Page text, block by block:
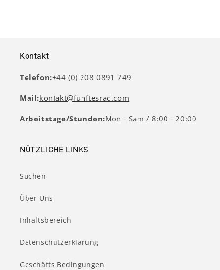
Kontakt
Telefon:+44 (0) 208 0891 749
Mail:kontakt@funftesrad.com
Arbeitstage/Stunden:Mon - Sam / 8:00 - 20:00
NÜTZLICHE LINKS
Suchen
Über Uns
Inhaltsbereich
Datenschutzerklärung
Geschäfts Bedingungen